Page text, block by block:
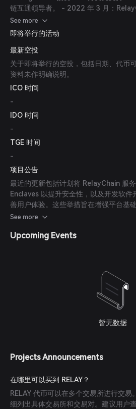
链互通领导者。 - 2022 年 3 月：
援受冲突影响的乌克兰公民，展现其社会
See more
即将举行的活动
最新空投
关于即将举行的空投，包括日期、代币
资料未作明确说明。
ICO 时间
-
IDO 时间
-
TGE 时间
-
项目公告
最近的更新包括计划将 RelayChain 服
Enclaves 以提升安全性，以及开发软件
善用户体验。这些举措旨在增强平台基
的服务。
See more
Upcoming Events
暂无数据
Projects Announcements
在哪里可以买到 RELAY？
RELAY 代币可以在多个交易所进行交
细列出具体交易所和交易对。建议用户